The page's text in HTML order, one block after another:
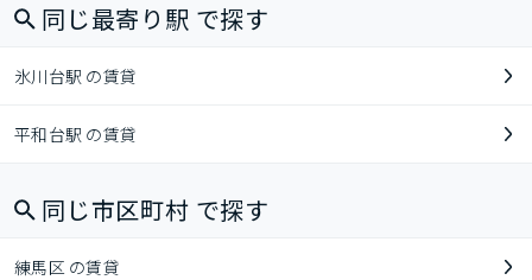
同じ最寄り駅 で探す
氷川台駅 の賃貸
平和台駅 の賃貸
同じ市区町村 で探す
練馬区 の賃貸